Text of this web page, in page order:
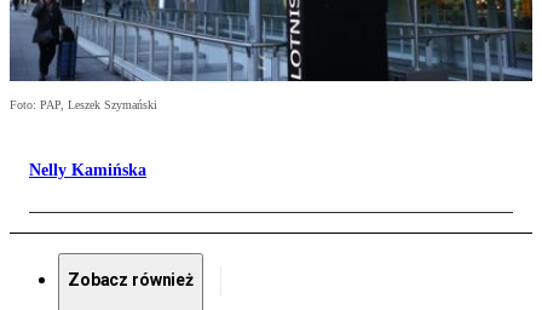
Foto: PAP, Leszek Szymański
Nelly Kamińska
Zobacz również